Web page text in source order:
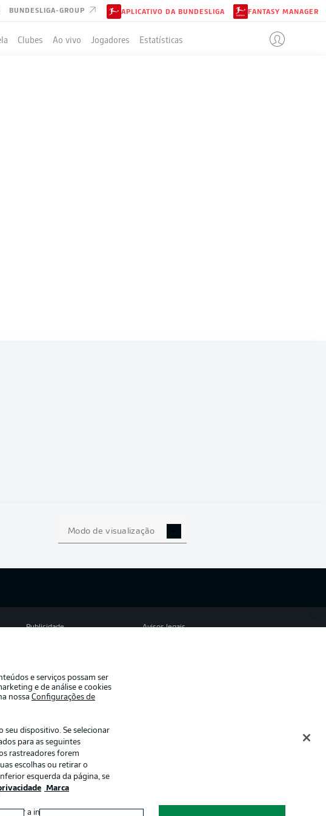
BUNDESLIGA-GROUP APLICATIVO DA BUNDESLIGA FANTASY MANAGER
Clubes Ao vivo Jogadores Estatísticas
Modo de visualização
Publicidade Avisos legais
Marca
e serviços possam ser
e de análise e cookies
nossa Configurações de
seu dispositivo. Se selecionar
para as seguintes
rastreadores forem
escolhas ou retirar o
esquerda da página, se
Marca
a informações num